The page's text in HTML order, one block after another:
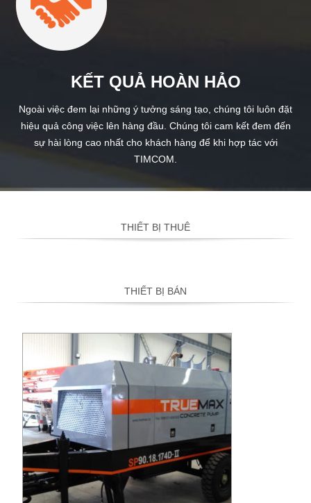
KẾT QUẢ HOÀN HẢO
Ngoài việc đem lại những ý tưởng sáng tạo, chúng tôi luôn đặt
hiệu quả công việc lên hàng đầu. Chúng tôi cam kết đem đến
sự hài lòng cao nhất cho khách hàng để khi hợp tác với
TIMCOM.
THIẾT BỊ THUÊ
THIẾT BỊ BÁN